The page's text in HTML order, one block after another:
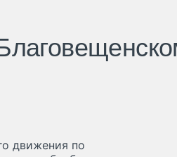
движения по